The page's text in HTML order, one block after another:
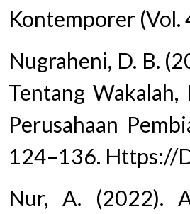
Kontemporer (Vol.
Nugraheni, D. B.
Tentang Wakalah,
Perusahaan
124–136. Https://
Nur, A. (2022).